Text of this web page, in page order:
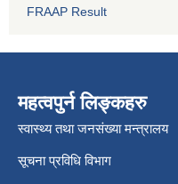
FRAAP Result
महत्वपुर्न लिङ्कहरु
स्वास्थ्य तथा जनसंख्या मन्त्रालय
सूचना प्रविधि विभाग